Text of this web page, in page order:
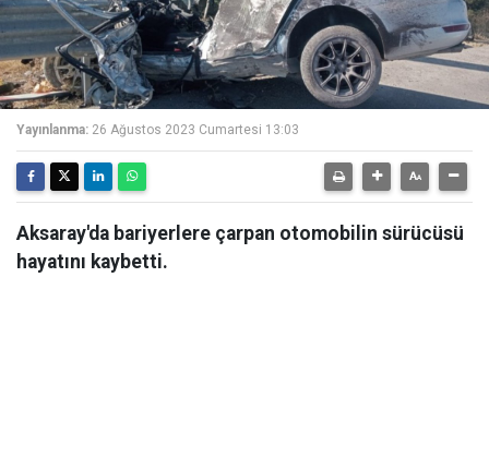
Yayınlanma: 26 Ağustos 2023 Cumartesi 13:03
Aksaray'da bariyerlere çarpan otomobilin sürücüsü
hayatını kaybetti.